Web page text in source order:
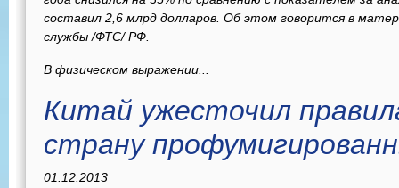
составил 2,6 млрд долларов. Об этом говорится в
службы /ФТС/ РФ.
В физическом выражении...
Китай ужесточил
страну
01.12.2013